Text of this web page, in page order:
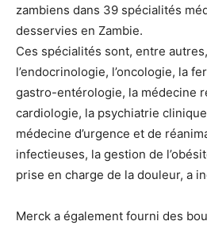
zambiens dans 39 spécialités
desservies en Zambie.
Ces spécialités sont, entre
l’endocrinologie, l’oncologie, la
gastro-entérologie, la médecine
cardiologie, la psychiatrie
médecine d’urgence et de
infectieuses, la gestion de
prise en charge de la douleur, a
Merck a également fourni des